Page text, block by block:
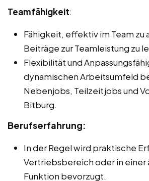
Teamfähigkeit:
Fähigkeit, effektiv im Team zu
Beiträge zur Teamleistung zu
Flexibilität und
dynamischen Arbeitsumfeld
Nebenjobs, Teilzeitjobs und
Bitburg.
Berufserfahrung:
In der Regel wird praktische
Vertriebsbereich oder in einer
Funktion bevorzugt.